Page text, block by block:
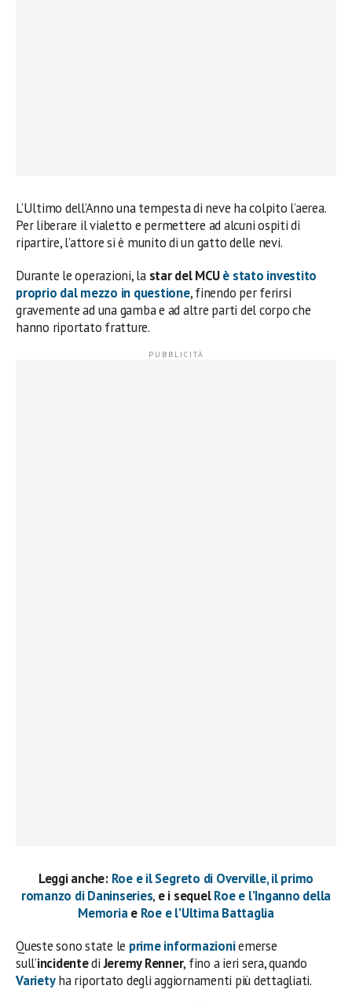
L’Ultimo dell’Anno una tempesta di neve ha colpito l’aerea.
Per liberare il vialetto e permettere ad alcuni ospiti di
ripartire, l’attore si è munito di un gatto delle nevi.
Durante le operazioni, la star del MCUè stato investito
proprio dal mezzo in questione, finendo per ferirsi
gravemente ad una gamba e ad altre parti del corpo che
hanno riportato fratture.
Leggi anche: Roe e il Segreto di Overville, il primo
romanzo di Daninseries, e i sequelRoe e l’Inganno della
Memoriae Roe e l’Ultima Battaglia
Queste sono state le prime informazioniemerse
sull’incidentediJeremy Renner, fino a ieri sera, quando
Varietyha riportato degli aggiornamenti più dettagliati.